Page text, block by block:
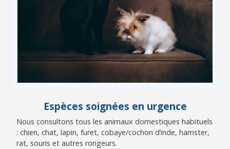
Espèces soignées en urgence
Nous consultons tous les animaux domestiques habituels
: chien, chat, lapin, furet, cobaye/cochon d’inde, hamster,
rat, souris et autres rongeurs.